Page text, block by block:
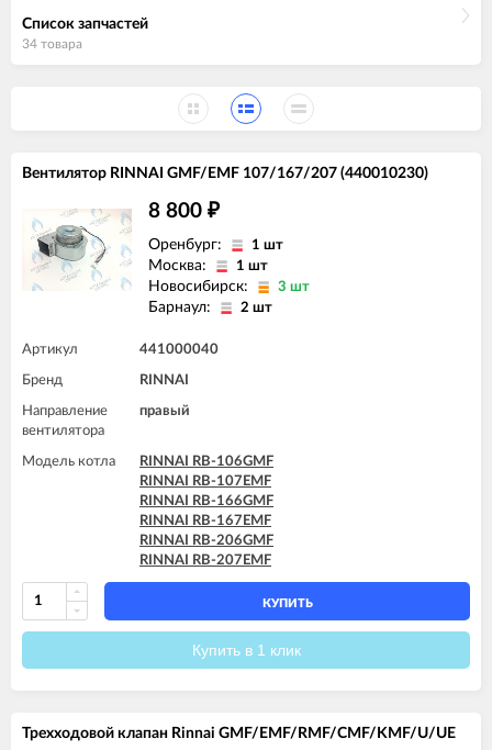
Список запчастей
34 товара
Вентилятор RINNAI GMF/EMF 107/167/207 (440010230)
8 800 ₽
Оренбург: 1 шт
Москва: 1 шт
Новосибирск: 3 шт
Барнаул: 2 шт
Артикул 441000040
Бренд RINNAI
Направление
вентилятора
правый
Модель котла
RINNAI RB-106GMF
RINNAI RB-107EMF
RINNAI RB-166GMF
RINNAI RB-167EMF
RINNAI RB-206GMF
RINNAI RB-207EMF
КУПИТЬ
Купить в 1 клик
Трехходовой клапан Rinnai GMF/EMF/RMF/CMF/KMF/U/UE